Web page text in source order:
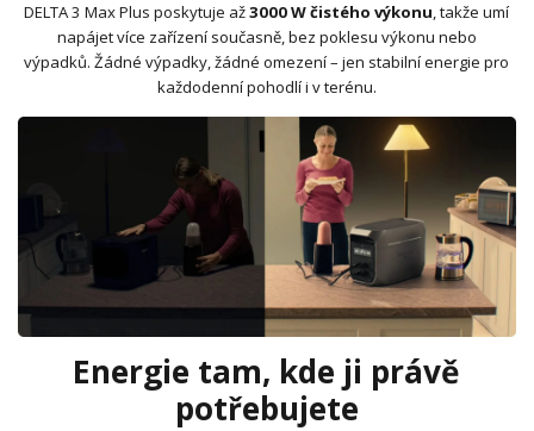
DELTA 3 Max Plus poskytuje až3000 W čistého výkonu, takže umí
napájet více zařízení současně, bez poklesu výkonu nebo
výpadků. Žádné výpadky, žádné omezení – jen stabilní energie pro
každodenní pohodlí i v terénu.
Energie tam, kde ji právě
potřebujete